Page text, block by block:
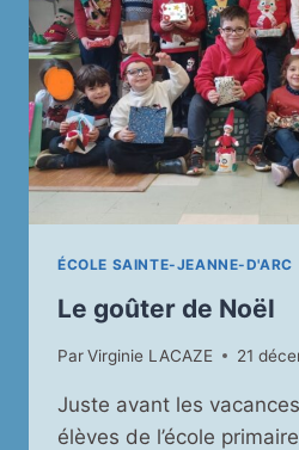
ÉCOLE SAINTE-JEANNE-D'ARC
Le goûter de Noël
ParVirginie LACAZE 21
Juste avant les
élèves de l’école